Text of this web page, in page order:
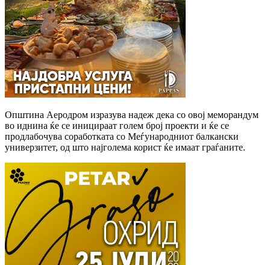
Општина Аеродром изразува надеж дека со овој меморандум
во иднина ќе се иницираат голем број проекти и ќе се
продлабочува соработката со Меѓународниот балкански
универзитет, од што најголема корист ќе имаат граѓаните.